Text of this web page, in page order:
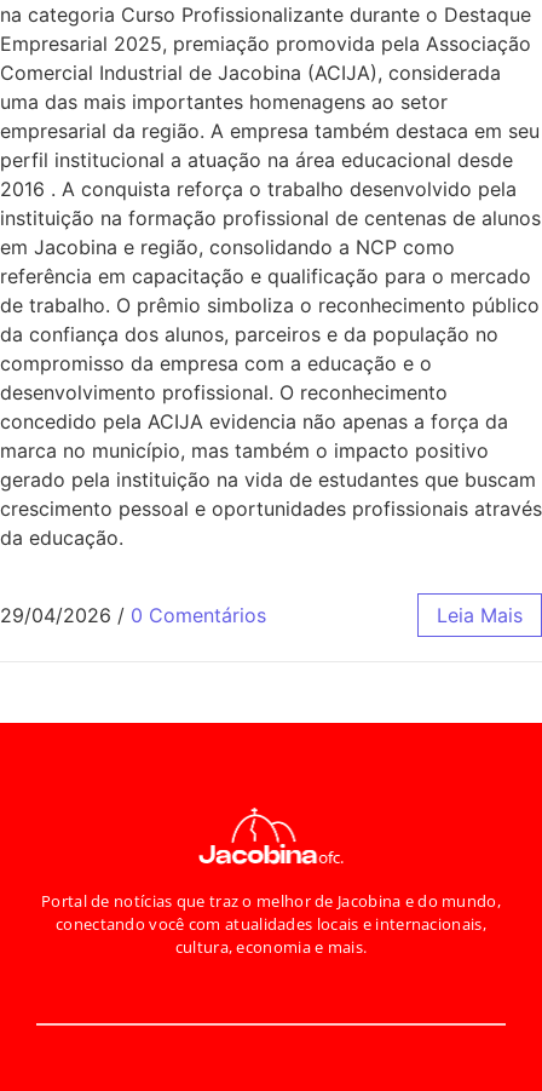
na categoria Curso Profissionalizante durante o Destaque
Empresarial 2025, premiação promovida pela Associação
Comercial Industrial de Jacobina (ACIJA), considerada
uma das mais importantes homenagens ao setor
empresarial da região. A empresa também destaca em seu
perfil institucional a atuação na área educacional desde
2016 . A conquista reforça o trabalho desenvolvido pela
instituição na formação profissional de centenas de alunos
em Jacobina e região, consolidando a NCP como
referência em capacitação e qualificação para o mercado
de trabalho. O prêmio simboliza o reconhecimento público
da confiança dos alunos, parceiros e da população no
compromisso da empresa com a educação e o
desenvolvimento profissional. O reconhecimento
concedido pela ACIJA evidencia não apenas a força da
marca no município, mas também o impacto positivo
gerado pela instituição na vida de estudantes que buscam
crescimento pessoal e oportunidades profissionais através
da educação.
29/04/2026 / 0 Comentários Leia Mais
Portal de notícias que traz o melhor de Jacobina e do mundo,
conectando você com atualidades locais e internacionais,
cultura, economia e mais.